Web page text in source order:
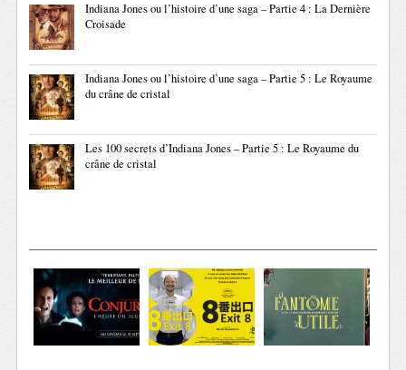
Indiana Jones ou l’histoire d’une saga – Partie 4 : La Dernière
Croisade
Indiana Jones ou l’histoire d’une saga – Partie 5 : Le Royaume
du crâne de cristal
Les 100 secrets d’Indiana Jones – Partie 5 : Le Royaume du
crâne de cristal